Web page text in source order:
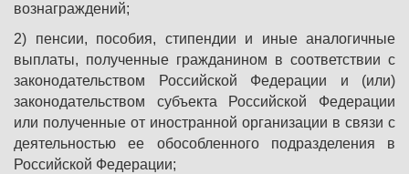
вознаграждений;
2) пенсии, пособия, стипендии и иные аналогичные
выплаты, полученные гражданином в соответствии с
законодательством Российской Федерации и (или)
законодательством субъекта Российской Федерации
или полученные от иностранной организации в связи с
деятельностью ее обособленного подразделения в
Российской Федерации;